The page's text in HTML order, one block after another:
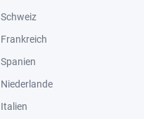
Schweiz
Frankreich
Spanien
Niederlande
Italien